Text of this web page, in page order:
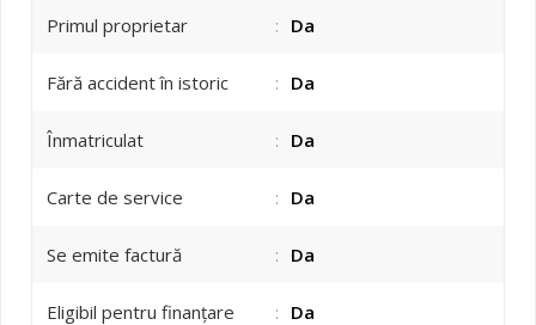
Primul proprietar : Da
Fără accident în istoric : Da
Înmatriculat : Da
Carte de service : Da
Se emite factură : Da
Eligibil pentru finanțare : Da